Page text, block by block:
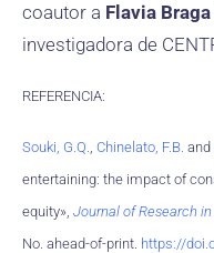
coautor a Flavia
investigadora de
REFERENCIA:
Souki, G.Q., Chinelato, F.B. and
entertaining: the impact of
equity», Journal of Research
No. ahead-of-print. https://